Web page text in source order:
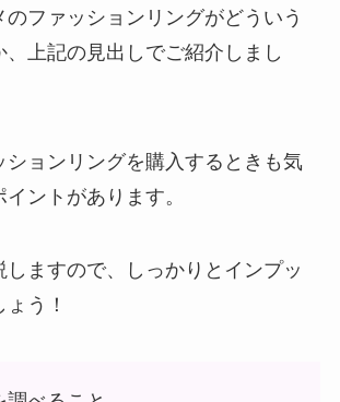
ファッションリングがどういう
、上記の見出しでご紹介しまし
ションリングを購入するときも気
ントがあります。
ますので、しっかりとインプッ
う！